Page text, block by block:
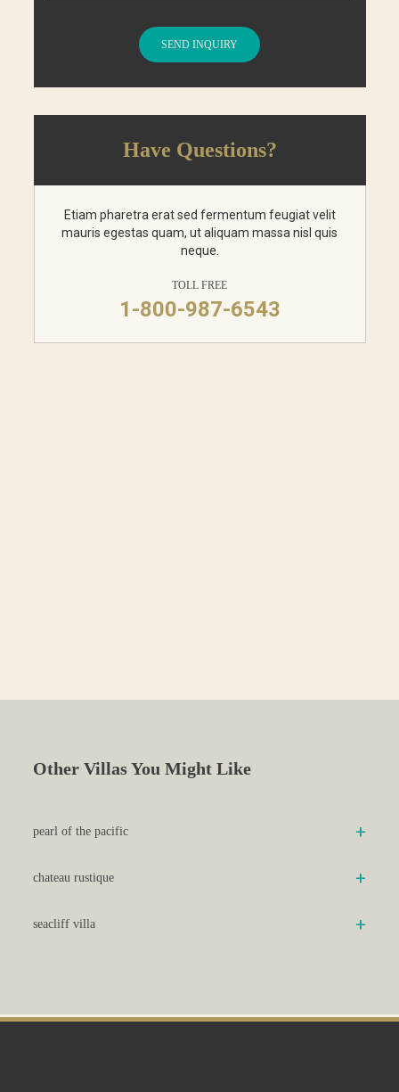
SEND INQUIRY
Have Questions?
Etiam pharetra erat sed fermentum feugiat velit
mauris egestas quam, ut aliquam massa nisl quis
neque.
TOLL FREE
1-800-987-6543
Other Villas You Might Like
pearl of the pacific +
chateau rustique +
seacliff villa +